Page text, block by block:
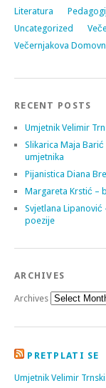
Literatura
Uncategorized
Večernjakova
RECENT POSTS
Umjetnik Velimir
Slikarica Maja
umjetnika
Pijanistica Diana
Margareta Krstić –
Svjetlana
poezije
ARCHIVES
Archives
PRETPLATI SE
Umjetnik Velimir